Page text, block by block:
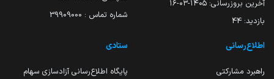
آخرین بروزرسانی: ۱۴۰۵-۰۳-۱۶
بازدید: 44
شماره تماس : 39909000
اطلاع‌رسانی
راهبرد مشارکتی
ستادی
پایگاه اطلاع‌رسانی آزادسازی سهام